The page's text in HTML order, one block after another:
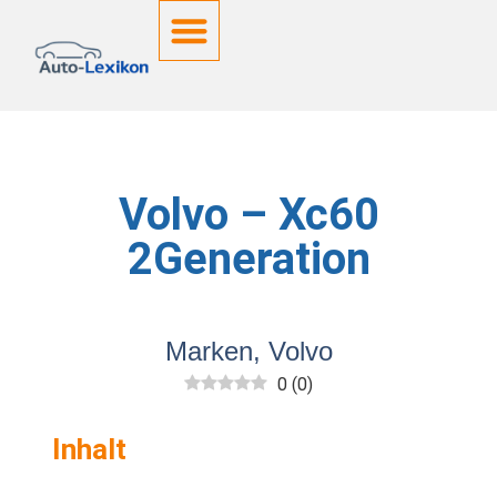
Volvo – Xc60
2Generation
Marken, Volvo
0 (0)
Inhalt